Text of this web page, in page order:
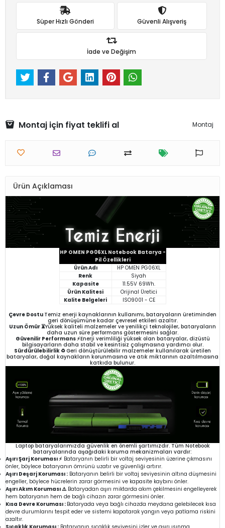
Süper Hızlı Gönderi Güvenli Alışveriş
İade ve Değişim
Montaj için fiyat teklifi al Montaj
Ürün Açıklaması
HP OMEN PG06XL Notebook Batarya -
Pil Özellikleri
Ürün Adı
HP OMEN PG06XL
Renk
Siyah
Kapasite
11.55V 69Wh.
Ürün Kalitesi
Orijinal Üretici
Kalite Belgeleri
ISO9001 - CE
Çevre Dostu Temiz enerji kaynaklarının kullanımı, bataryaların üretiminden
geri dönüşümüne kadar çevresel etkileri azaltır.
Uzun Ömür ⏳Yüksek kaliteli malzemeler ve yenilikçi teknolojiler, bataryaların
daha uzun süre performans göstermesini sağlar.
Güvenilir Performans ⚡Enerji verimliliği yüksek olan bataryalar, dizüstü
bilgisayarların daha stabil ve kesintisiz çalışmasına yardımcı olur.
Sürdürülebilirlik ♻️Geri dönüştürülebilir malzemeler kullanılarak üretilen
bataryalar, doğal kaynakların korunmasına ve atık miktarının azaltılmasına
katkıda bulunur.
Laptop bataryalarımızda güvenlik en önemli şartımızdır. Tüm Notebook
bataryalarında aşağıdaki koruma mekanizmaları vardır:
Aşırı Şarj Koruması ⚡ Bataryanın belirli bir voltaj seviyesinin üzerine çıkmasını
önler, böylece bataryanın ömrünü uzatır ve güvenliği artırır.
Aşırı Deşarj Koruması : Bataryanın belirli bir voltaj seviyesinin altına düşmesini
engeller, böylece hücrelerin zarar görmesini ve kapasite kaybını önler.
Aşırı Akım Koruması ⚠️Bataryadan aşırı miktarda akım çekilmesini engelleyerek
hem bataryanın hem de bağlı cihazın zarar görmesini önler.
Kısa Devre Koruması : Bataryada veya bağlı cihazda meydana gelebilecek kısa
devre durumlarını tespit eder ve sistemi kapatarak yangın veya patlama riskini
azaltır.